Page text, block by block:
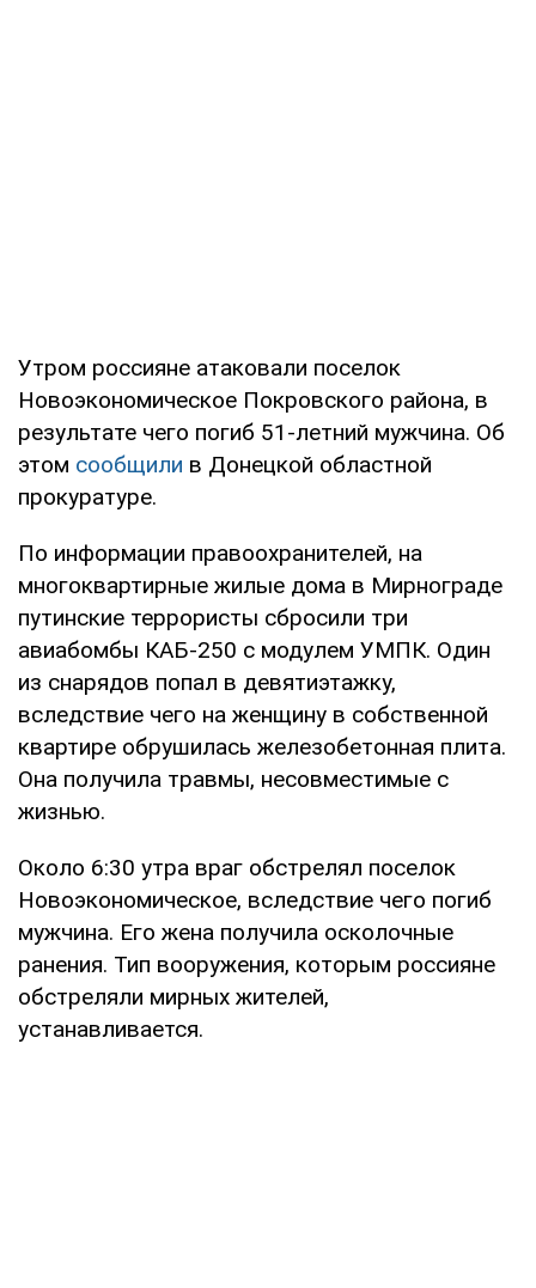
Утром россияне атаковали поселок
Новоэкономическое Покровского района, в
результате чего погиб 51-летний мужчина. Об
этом сообщили в Донецкой областной
прокуратуре.
По информации правоохранителей, на
многоквартирные жилые дома в Мирнограде
путинские террористы сбросили три
авиабомбы КАБ-250 с модулем УМПК. Один
из снарядов попал в девятиэтажку,
вследствие чего на женщину в собственной
квартире обрушилась железобетонная плита.
Она получила травмы, несовместимые с
жизнью.
Около 6:30 утра враг обстрелял поселок
Новоэкономическое, вследствие чего погиб
мужчина. Его жена получила осколочные
ранения. Тип вооружения, которым россияне
обстреляли мирных жителей,
устанавливается.